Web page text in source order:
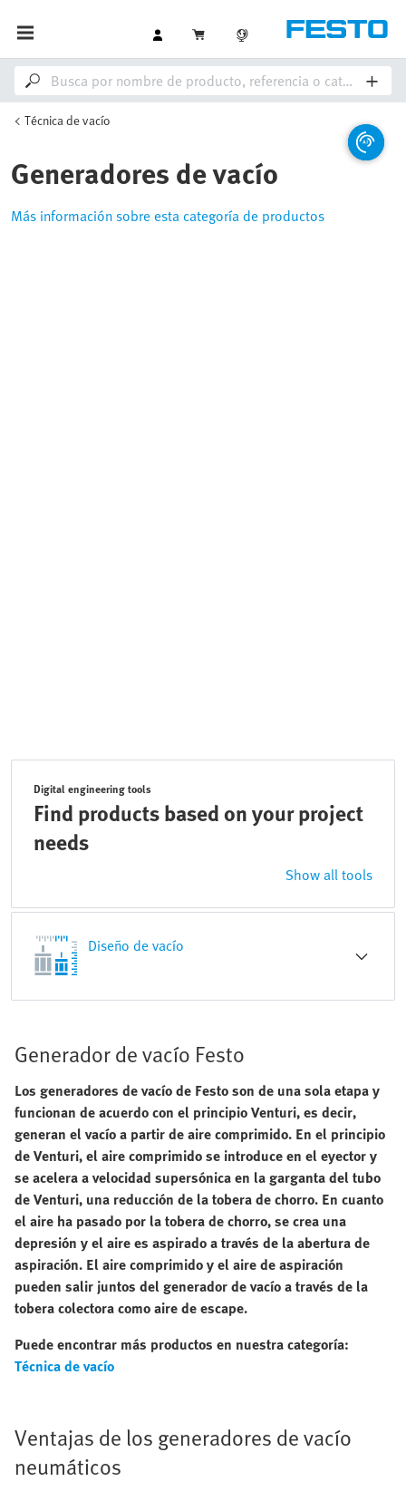
Técnica de vacío
Generadores de vacío
Más información sobre esta categoría de productos
Digital engineering tools
Find products based on your project
needs
Show all tools
Diseño de vacío
Generador de vacío Festo
Los generadores de vacío de Festo son de una sola etapa y
funcionan de acuerdo con el principio Venturi, es decir,
generan el vacío a partir de aire comprimido. En el principio
de Venturi, el aire comprimido se introduce en el eyector y
se acelera a velocidad supersónica en la garganta del tubo
de Venturi, una reducción de la tobera de chorro. En cuanto
el aire ha pasado por la tobera de chorro, se crea una
depresión y el aire es aspirado a través de la abertura de
aspiración. El aire comprimido y el aire de aspiración
pueden salir juntos del generador de vacío a través de la
tobera colectora como aire de escape.
Puede encontrar más productos en nuestra categoría:
Técnica de vacío
Ventajas de los generadores de vacío
neumáticos